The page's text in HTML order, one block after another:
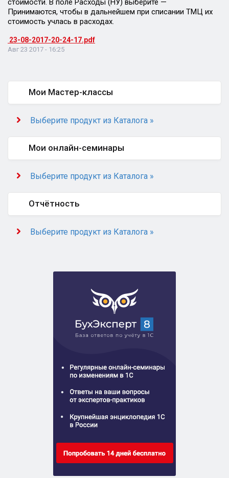
стоимости. В поле Расходы (НУ) выберите —
Принимаются, чтобы в дальнейшем при списании ТМЦ их
стоимость учлась в расходах.
23-08-2017-20-24-17.pdf
Авг 23 2017 - 16:25
Мои Мастер-классы
Выберите продукт из Каталога »
Мои онлайн-семинары
Выберите продукт из Каталога »
Отчётность
Выберите продукт из Каталога »